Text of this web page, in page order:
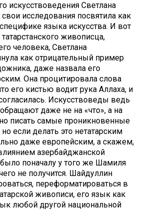
искусствоведения Светлана
исследования посвятила как
языка искусства. И вот
живописца,
человека, Светлана
как отрицательный пример
даже назвала его
Она процитировала слова
его кистью водит рука Аллаха, и
Искусствоведы ведь
даже не на «что», а на
писать самые проникновенные
если делать это нетатарским
даже европейским, а скажем,
азербайджанской
поначалу у того же Шамиля
не получится. Шайдуллин
переформатироваться в
живописи, его язык как
любой другой национальной